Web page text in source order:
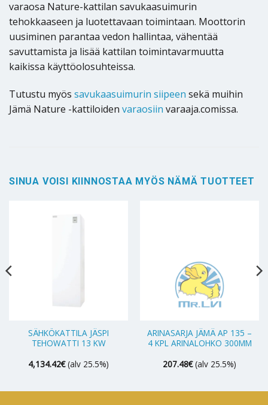
varaosa Nature-kattilan savukaasuimurin
tehokkaaseen ja luotettavaan toimintaan. Moottorin
uusiminen parantaa vedon hallintaa, vähentää
savuttamista ja lisää kattilan toimintavarmuutta
kaikissa käyttöolosuhteissa.
Tutustu myös savukaasuimurin siipeen sekä muihin
Jämä Nature -kattiloiden varaosiin varaaja.comissa.
SINUA VOISI KIINNOSTAA MYÖS NÄMÄ TUOTTEET
SÄHKÖKATTILA JÄSPI
TEHOWATTI 13 KW
4,134.42€ (alv 25.5%)
ARINASARJA JÄMÄ AP 135 –
4 KPL ARINALOHKO 300MM
207.48€ (alv 25.5%)